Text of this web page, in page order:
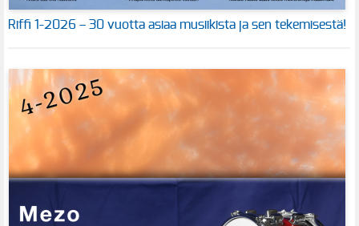
Riffi 1-2026 – 30 vuotta asiaa musiikista ja sen tekemisestä!